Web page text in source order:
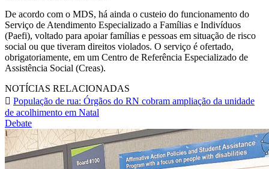
De acordo com o MDS, há ainda o custeio do funcionamento do
Serviço de Atendimento Especializado a Famílias e Indivíduos
(Paefi), voltado para apoiar famílias e pessoas em situação de risco
social ou que tiveram direitos violados. O serviço é ofertado,
obrigatoriamente, em um Centro de Referência Especializado de
Assistência Social (Creas).
NOTÍCIAS RELACIONADAS
População de rua: Órgãos do RN cobram ampliação da unidade
de acolhimento em Natal
Debate